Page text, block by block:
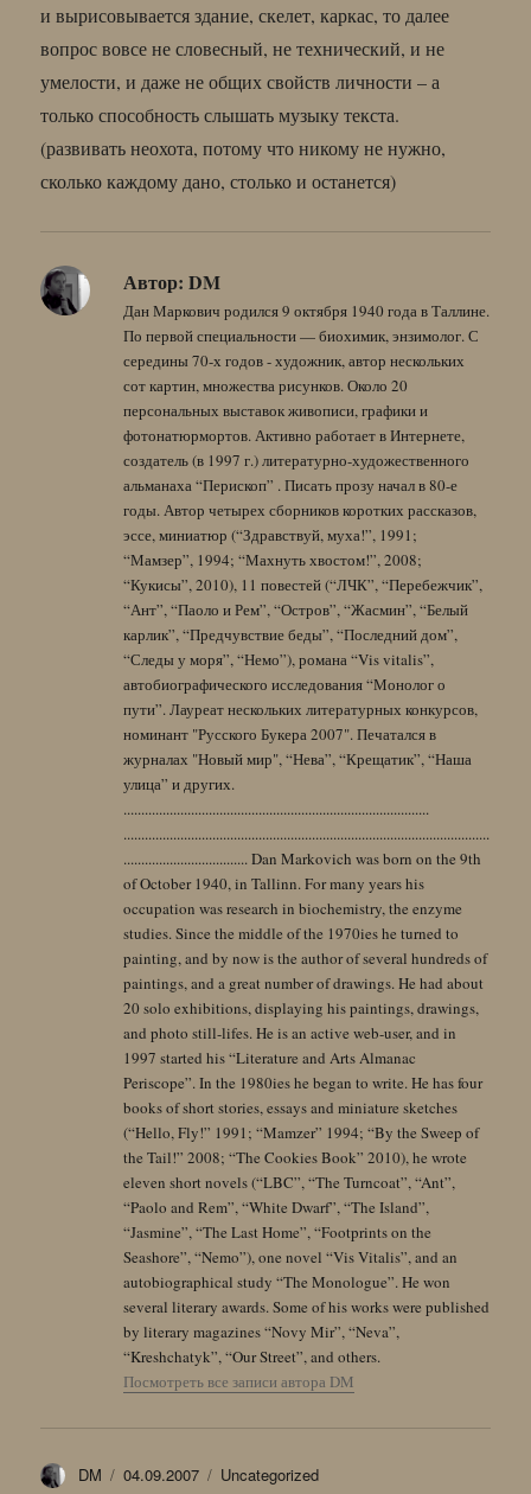
и вырисовывается здание, скелет, каркас, то далее
вопрос вовсе не словесный, не технический, и не
умелости, и даже не общих свойств личности – а
только способность слышать музыку текста.
(развивать неохота, потому что никому не нужно,
сколько каждому дано, столько и останется)
Автор: DM
Дан Маркович родился 9 октября 1940 года в Таллине.
По первой специальности — биохимик, энзимолог. С
середины 70-х годов - художник, автор нескольких
сот картин, множества рисунков. Около 20
персональных выставок живописи, графики и
фотонатюрмортов. Активно работает в Интернете,
создатель (в 1997 г.) литературно-художественного
альманаха “Перископ” . Писать прозу начал в 80-е
годы. Автор четырех сборников коротких рассказов,
эссе, миниатюр (“Здравствуй, муха!”, 1991;
“Мамзер”, 1994; “Махнуть хвостом!”, 2008;
“Кукисы”, 2010), 11 повестей (“ЛЧК”, “Перебежчик”,
“Ант”, “Паоло и Рем”, “Остров”, “Жасмин”, “Белый
карлик”, “Предчувствие беды”, “Последний дом”,
“Следы у моря”, “Немо”), романа “Vis vitalis”,
автобиографического исследования “Монолог о
пути”. Лауреат нескольких литературных конкурсов,
номинант "Русского Букера 2007". Печатался в
журналах "Новый мир", “Нева”, “Крещатик”, “Наша
улица” и других.
......................................................................................
.......................................................................................................
................................... Dan Markovich was born on the 9th
of October 1940, in Tallinn. For many years his
occupation was research in biochemistry, the enzyme
studies. Since the middle of the 1970ies he turned to
painting, and by now is the author of several hundreds of
paintings, and a great number of drawings. He had about
20 solo exhibitions, displaying his paintings, drawings,
and photo still-lifes. He is an active web-user, and in
1997 started his “Literature and Arts Almanac
Periscope”. In the 1980ies he began to write. He has four
books of short stories, essays and miniature sketches
(“Hello, Fly!” 1991; “Mamzer” 1994; “By the Sweep of
the Tail!” 2008; “The Cookies Book” 2010), he wrote
eleven short novels (“LBC”, “The Turncoat”, “Ant”,
“Paolo and Rem”, “White Dwarf”, “The Island”,
“Jasmine”, “The Last Home”, “Footprints on the
Seashore”, “Nemo”), one novel “Vis Vitalis”, and an
autobiographical study “The Monologue”. He won
several literary awards. Some of his works were published
by literary magazines “Novy Mir”, “Neva”,
“Kreshchatyk”, “Our Street”, and others.
Посмотреть все записи автора DM
Автор
DM Опубликовано
04.09.2007 Рубрики
Uncategorized